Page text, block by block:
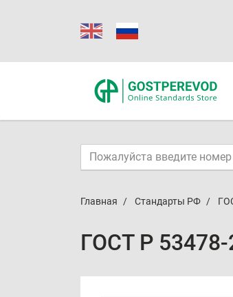
Главная Стандарты РФ
ГОСТ Р 53478-